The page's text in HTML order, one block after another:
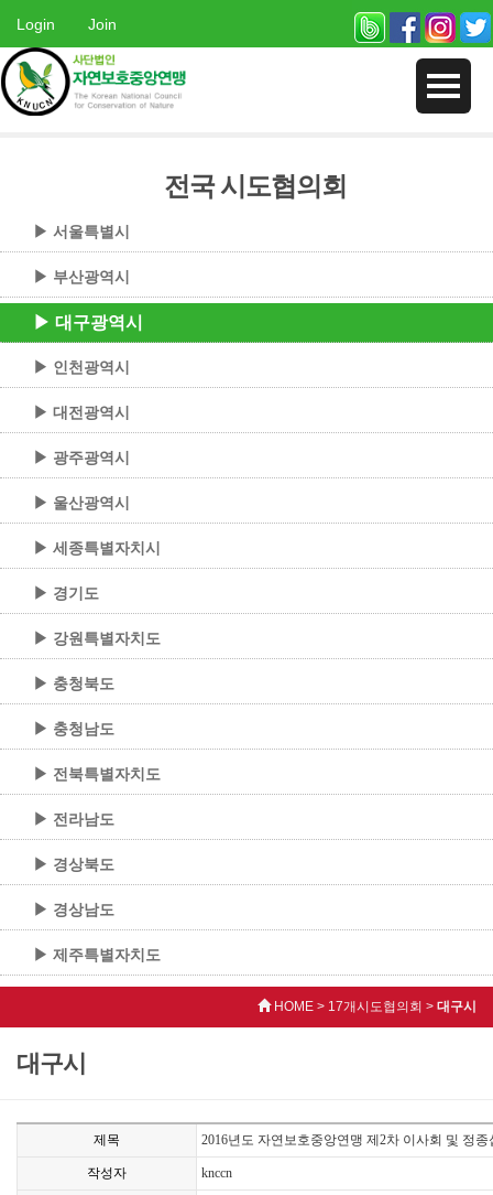
Login Join
전국 시도협의회
▶ 서울특별시
▶ 부산광역시
▶ 대구광역시
▶ 인천광역시
▶ 대전광역시
▶ 광주광역시
▶ 울산광역시
▶ 세종특별자치시
▶ 경기도
▶ 강원특별자치도
▶ 충청북도
▶ 충청남도
▶ 전북특별자치도
▶ 전라남도
▶ 경상북도
▶ 경상남도
▶ 제주특별자치도
HOME > 17개시도협의회 > 대구시
대구시
제목 2016년도 자연보호중앙연맹 제2차 이사회 및 정
작성자 knccn